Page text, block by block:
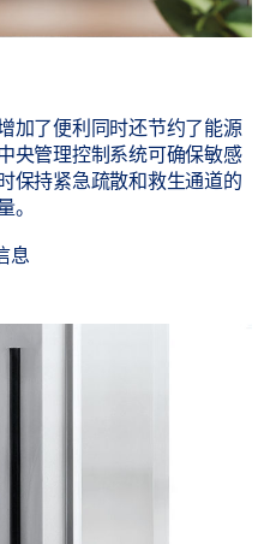
加了便利同时还节约了能源
央管理控制系统可确保敏感
保持紧急疏散和救生通道的
。
息